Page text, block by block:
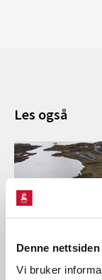
Denne
Vi bruker
Les også